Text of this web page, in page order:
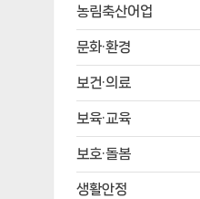
농림축산어업
문화·환경
보건·의료
보육·교육
보호·돌봄
생활안정